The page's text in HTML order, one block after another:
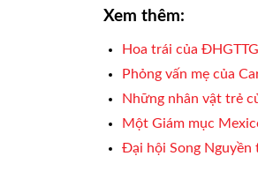
Xem thêm:
Hoa trái của
Phỏng vấn mẹ của
Những nhân vật trẻ
Một Giám mục
Đại hội Song